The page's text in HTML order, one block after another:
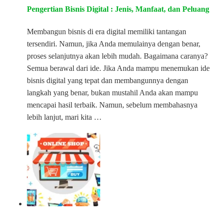
Pengertian Bisnis Digital : Jenis, Manfaat, dan Peluang
Membangun bisnis di era digital memiliki tantangan
tersendiri. Namun, jika Anda memulainya dengan benar,
proses selanjutnya akan lebih mudah. Bagaimana caranya?
Semua berawal dari ide. Jika Anda mampu menemukan ide
bisnis digital yang tepat dan membangunnya dengan
langkah yang benar, bukan mustahil Anda akan mampu
mencapai hasil terbaik. Namun, sebelum membahasnya
lebih lanjut, mari kita …